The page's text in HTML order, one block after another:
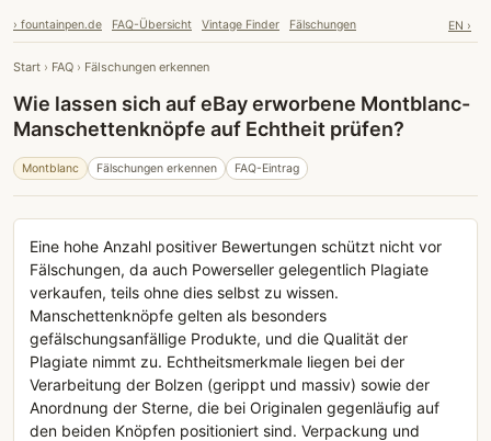
› fountainpen.de FAQ-Übersicht Vintage Finder Fälschungen EN ›
Start › FAQ › Fälschungen erkennen
Wie lassen sich auf eBay erworbene Montblanc-
Manschettenknöpfe auf Echtheit prüfen?
Montblanc Fälschungen erkennen FAQ-Eintrag
Eine hohe Anzahl positiver Bewertungen schützt nicht vor
Fälschungen, da auch Powerseller gelegentlich Plagiate
verkaufen, teils ohne dies selbst zu wissen.
Manschettenknöpfe gelten als besonders
gefälschungsanfällige Produkte, und die Qualität der
Plagiate nimmt zu. Echtheitsmerkmale liegen bei der
Verarbeitung der Bolzen (gerippt und massiv) sowie der
Anordnung der Sterne, die bei Originalen gegenläufig auf
den beiden Knöpfen positioniert sind. Verpackung und